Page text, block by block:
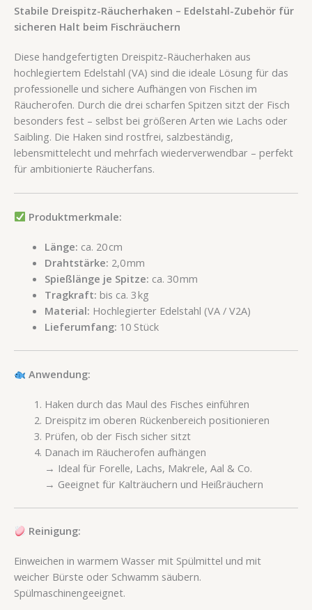
Stabile Dreispitz-Räucherhaken – Edelstahl-Zubehör für
sicheren Halt beim Fischräuchern
Diese handgefertigten Dreispitz-Räucherhaken aus
hochlegiertem Edelstahl (VA) sind die ideale Lösung für das
professionelle und sichere Aufhängen von Fischen im
Räucherofen. Durch die drei scharfen Spitzen sitzt der Fisch
besonders fest – selbst bei größeren Arten wie Lachs oder
Saibling. Die Haken sind rostfrei, salzbeständig,
lebensmittelecht und mehrfach wiederverwendbar – perfekt
für ambitionierte Räucherfans.
Produktmerkmale:
Länge: ca. 20 cm
Drahtstärke: 2,0 mm
Spießlänge je Spitze: ca. 30 mm
Tragkraft: bis ca. 3 kg
Material: Hochlegierter Edelstahl (VA / V2A)
Lieferumfang: 10 Stück
Anwendung:
Haken durch das Maul des Fisches einführen
Dreispitz im oberen Rückenbereich positionieren
Prüfen, ob der Fisch sicher sitzt
Danach im Räucherofen aufhängen
→ Ideal für Forelle, Lachs, Makrele, Aal & Co.
→ Geeignet für Kalträuchern und Heißräuchern
Reinigung:
Einweichen in warmem Wasser mit Spülmittel und mit
weicher Bürste oder Schwamm säubern.
Spülmaschinengeeignet.